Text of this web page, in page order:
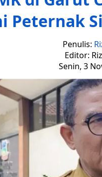
Peternak
Penulis:
Editor:
Senin, 3